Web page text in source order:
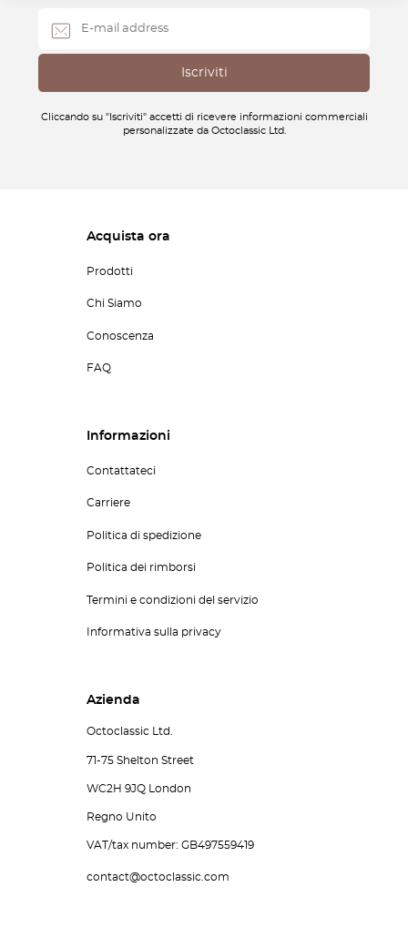
Cliccando su "Iscriviti" accetti di ricevere informazioni commerciali
personalizzate da Octoclassic Ltd.
Acquista ora
Prodotti
Chi Siamo
Conoscenza
FAQ
Informazioni
Contattateci
Carriere
Politica di spedizione
Politica dei rimborsi
Termini e condizioni del servizio
Informativa sulla privacy
Azienda
Octoclassic Ltd.
71-75 Shelton Street
WC2H 9JQ London
Regno Unito
VAT/tax number: GB497559419
contact@octoclassic.com